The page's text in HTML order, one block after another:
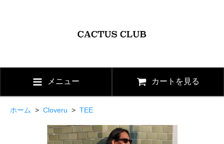
メニュー カートを見る
ホーム > Cloveru > TEE